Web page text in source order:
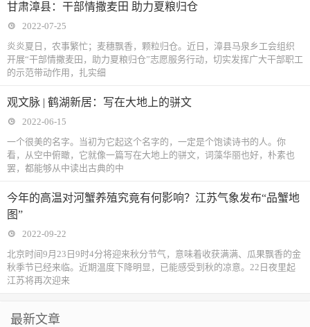
甘肃漳县：干部情撒麦田 助力夏粮归仓
2022-07-25
炎炎夏日，农事繁忙；麦穗飘香，颗粒归仓。近日，漳县马泉乡工会组织
开展“干部情撒麦田，助力夏粮归仓”志愿服务行动，切实发挥广大干部职工
的示范带动作用，扎实细
观文脉 | 鹤湖新居：写在大地上的骈文
2022-06-15
一个很美的名字。当初为它起这个名字的，一定是个饱读诗书的人。你
看，从空中俯瞰，它就像一篇写在大地上的骈文，词藻华丽也好，朴素也
罢，都能够从中读出古典的中
今年的高温对河蟹养殖究竟有何影响？江苏气象发布“品蟹地
图”
2022-09-22
北京时间9月23日9时4分将迎来秋分节气，意味着收获满满、瓜果飘香的金
秋季节已经来临。近期温度下降明显，已能感受到秋的凉意。22日夜里起
江苏将再次迎来
最新文章